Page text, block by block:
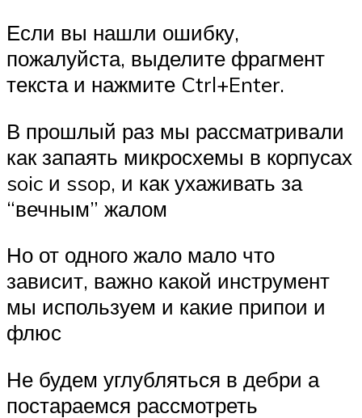
Если вы нашли ошибку,
пожалуйста, выделите фрагмент
текста и нажмите Ctrl+Enter.
В прошлый раз мы рассматривали
как запаять микросхемы в корпусах
soic и ssop, и как ухаживать за
“вечным” жалом
Но от одного жало мало что
зависит, важно какой инструмент
мы используем и какие припои и
флюс
Не будем углубляться в дебри а
постараемся рассмотреть